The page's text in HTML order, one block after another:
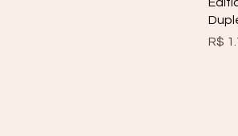
R$